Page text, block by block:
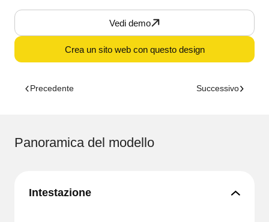
Vedi demo
Crea un sito web con questo design
Precedente Successivo
Panoramica del modello
Intestazione